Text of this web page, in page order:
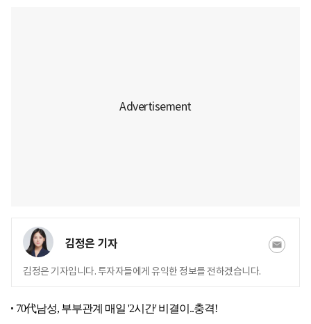
김정은 기자
김정은 기자입니다. 투자자들에게 유익한 정보를 전하겠습니다.